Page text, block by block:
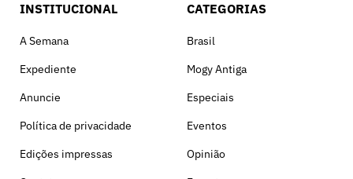
INSTITUCIONAL
A Semana
Expediente
Anuncie
Política de privacidade
Edições impressas
CATEGORIAS
Brasil
Mogy Antiga
Especiais
Eventos
Opinião